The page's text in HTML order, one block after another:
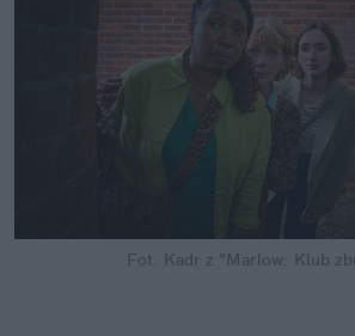
Fot. Kadr z "Marlow: Klub